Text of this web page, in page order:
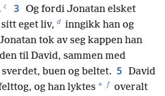
c 3 Og fordi Jonatan elsket
eget liv, d inngikk han og
tok av seg kappen han
til David, sammen med
buen og beltet. 5 David
og han lyktes * f overalt